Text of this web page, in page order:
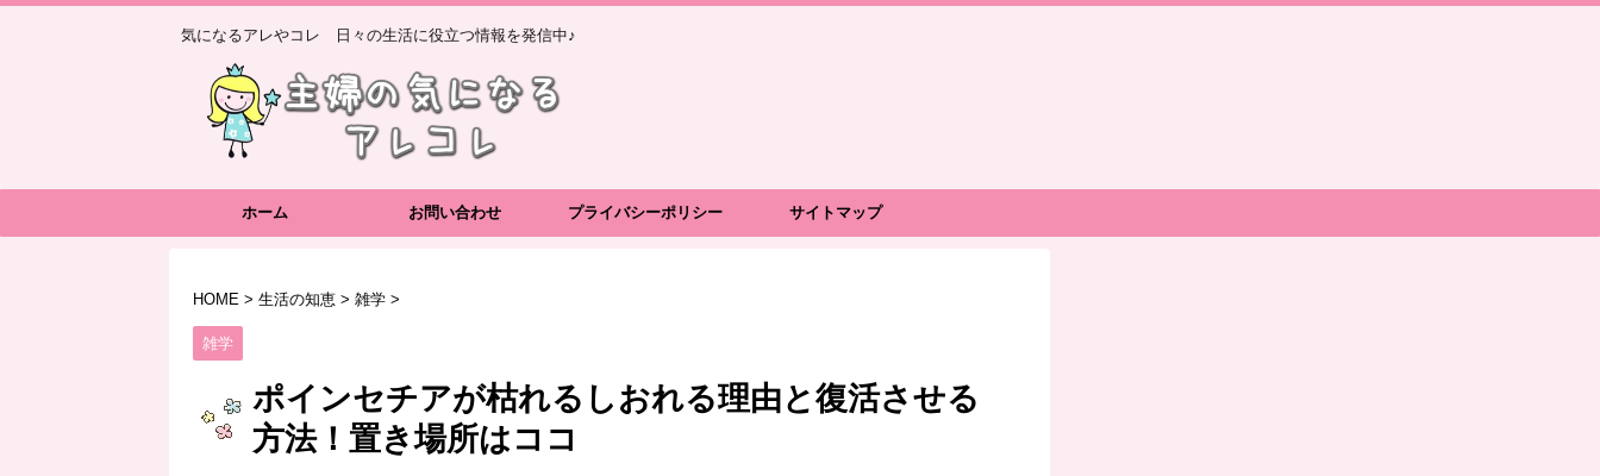
気になるアレやコレ 日々の生活に役立つ情報を発信中♪
ホーム お問い合わせ プライバシーポリシー サイトマップ
HOME > 生活の知恵 > 雑学 >
雑学
ポインセチアが枯れるしおれる理由と復活させる
方法！置き場所はココ